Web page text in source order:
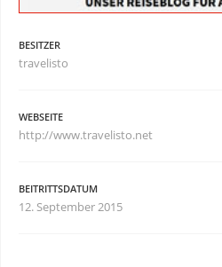
BESITZER
travelisto
WEBSEITE
http://www.travelisto.net
BEITRITTSDATUM
12. September 2015